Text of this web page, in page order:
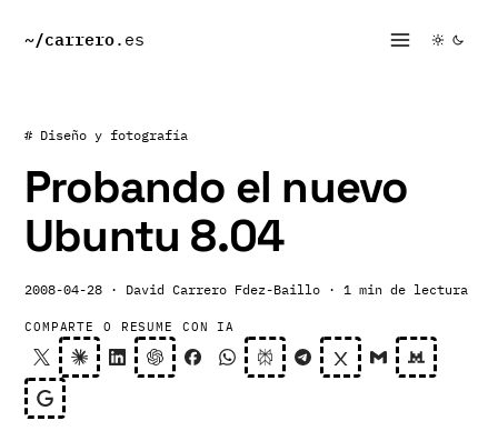
~/carrero.es
# Diseño y fotografía
Probando el nuevo
Ubuntu 8.04
2008-04-28 · David Carrero Fdez-Baillo · 1 min de lectura
COMPARTE O RESUME CON IA